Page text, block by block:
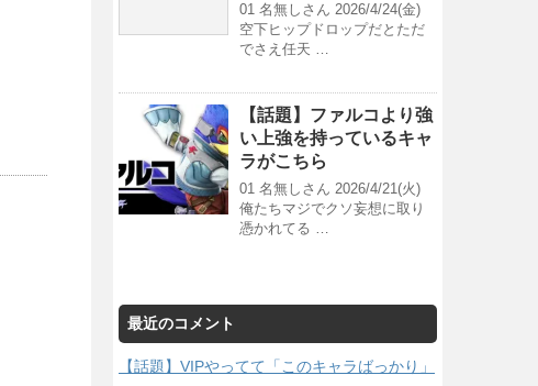
01 名無しさん 2026/4/24(金)
空下ヒップドロップだとただ
でさえ任天 …
【話題】ファルコより強
い上強を持っているキャ
ラがこちら
01 名無しさん 2026/4/21(火)
俺たちマジでクソ妄想に取り
憑かれてる …
最近のコメント
【話題】VIPやってて「このキャラばっかり」